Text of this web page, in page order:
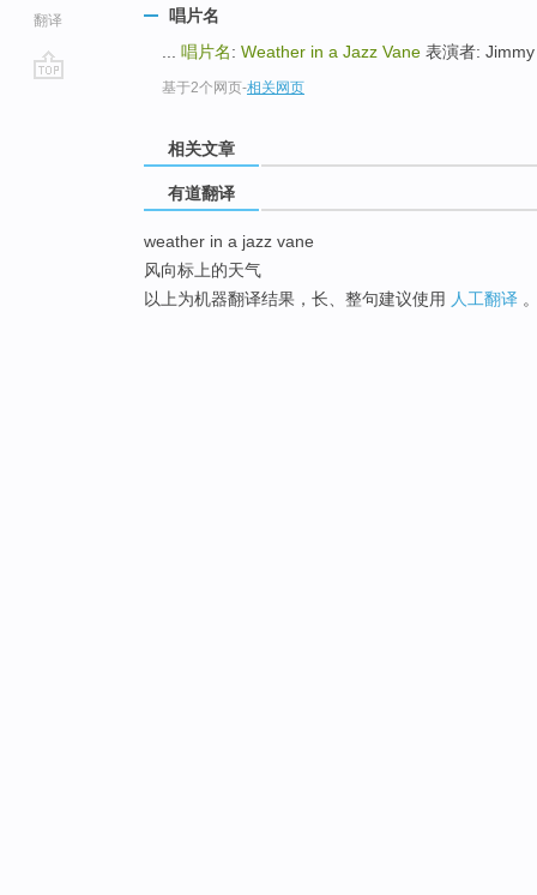
翻译
唱片名
唱片名: Weather in a Jazz Vane 表演者:
基于2个网页-相关网页
相关文章
有道翻译
weather in a jazz vane
风向标上的天气
以上为机器翻译结果，长、整句建议使用 人工翻译